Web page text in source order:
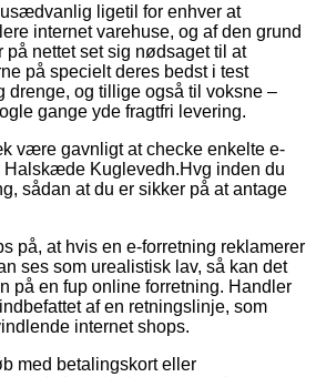
ligetil for enhver at
internet varehuse, og af den grund
på nettet set sig nødsaget til at
på specielt deres bedst i test
drenge, og tillige også til voksne –
gange yde fragtfri levering.
være gavnligt at checke enkelte e-
Halskæde Kuglevedh.Hvg inden du
sådan at du er sikker på at antage
på, at hvis en e-forretning reklamerer
ses som urealistisk lav, så kan det
på en fup online forretning. Handler
af en retningslinje, som
internet shops.
med betalingskort eller